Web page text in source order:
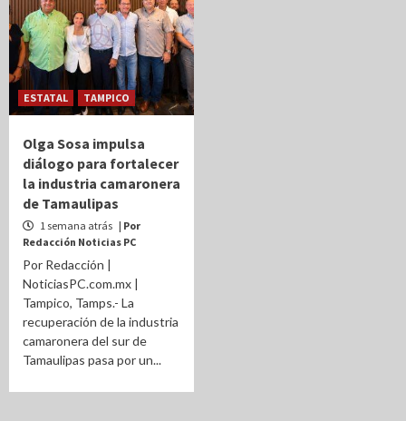
ESTATAL TAMPICO
Olga Sosa impulsa
diálogo para fortalecer
la industria camaronera
de Tamaulipas
1 semana atrás | Por
Redacción Noticias PC
Por Redacción |
NoticiasPC.com.mx |
Tampico, Tamps.- La
recuperación de la industria
camaronera del sur de
Tamaulipas pasa por un...